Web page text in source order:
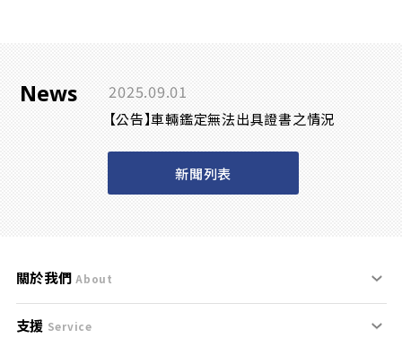
News 2025.09.01
【公告】車輛鑑定無法出具證書之情況
新聞列表
關於我們 About
刊登規範
支援 Service